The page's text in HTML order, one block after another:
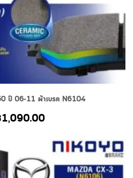
ปี 06-11 ผ้าเบรค N6104
1,090.00